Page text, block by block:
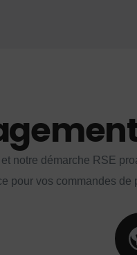
notre démarche RSE
pour vos commandes de